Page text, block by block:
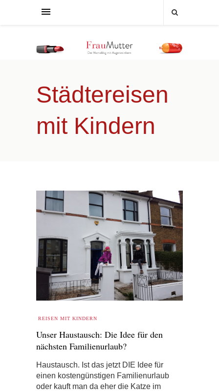
Städtereisen
mit Kindern
REISEN MIT KINDERN
Unser Haustausch: Die Idee für den
nächsten Familienurlaub?
Haustausch. Ist das jetzt DIE Idee für
einen kostengünstigen Familienurlaub
oder kauft man da eher die Katze im